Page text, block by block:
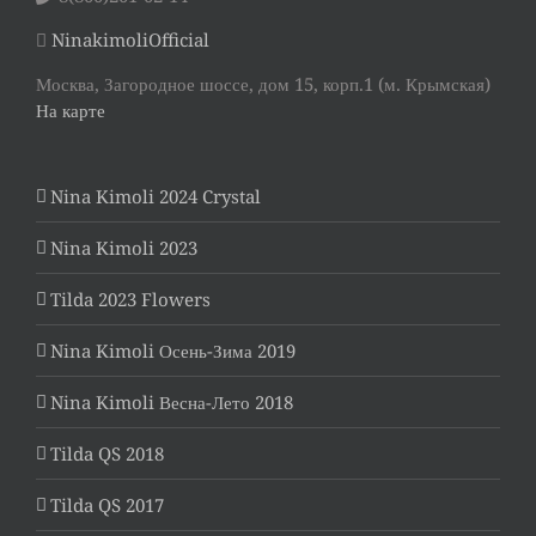
NinakimoliOfficial
Москва, Загородное шоссе, дом 15, корп.1 (м. Крымская)
На карте
Nina Kimoli 2024 Crystal
Nina Kimoli 2023
Tilda 2023 Flowers
Nina Kimoli Осень-Зима 2019
Nina Kimoli Весна-Лето 2018
Tilda QS 2018
Tilda QS 2017